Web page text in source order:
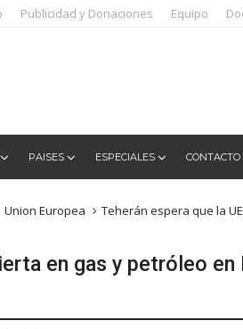
Publicidad y Donaciones Equipo
PAISES ESPECIALES CONTACTO
Union Europea
Teherán espera que la
en gas y petróleo en